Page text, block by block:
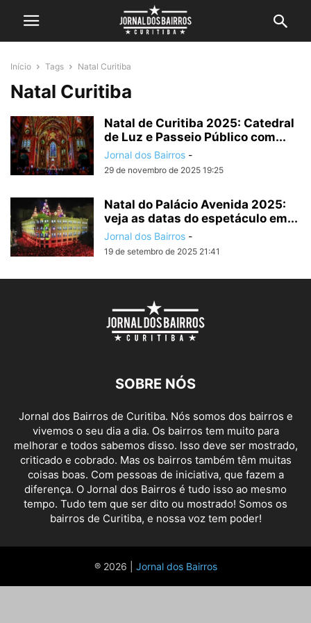
Início Tags Natal Curitiba
Natal Curitiba
Natal de Curitiba 2025: Catedral
de Luz e Passeio Público com...
Jornal dos Bairros -
29 de novembro de 2025 19:25
Natal do Palácio Avenida 2025:
veja as datas do espetáculo em...
Jornal dos Bairros -
19 de setembro de 2025 21:41
SOBRE NÓS
Jornal dos Bairros de Curitiba. Nós somos dos bairros e
vivemos o seu dia a dia. Os bairros tem muito para
melhorar e todos sabemos disso. Isso deve ser mostrado,
criticado e cobrado. Mas os bairros também têm muitas
coisas boas. Com pessoas de iniciativa, que fazem a
diferença. O Jornal dos Bairros é tudo isso ao mesmo
tempo. Tudo tem que ser dito ou mostrado! Somos os
bairros de Curitiba, e nossa voz tem poder!
® 2026 | Jornal dos Bairros